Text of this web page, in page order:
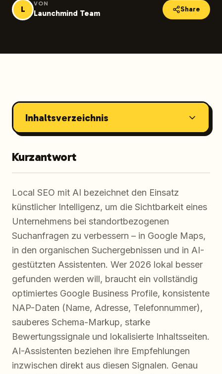
L
VON
Launchmind Team Share
Inhaltsverzeichnis
Kurzantwort
Local SEO mit AI bezeichnet den Einsatz
künstlicher Intelligenz, um die Sichtbarkeit eines
Unternehmens bei standortbezogenen
Suchanfragen zu verbessern – in Google Maps,
in den organischen Suchergebnissen und in AI-
gestützten Assistenten. Wer 2026 lokal besser
gefunden werden will, braucht ein vollständig
optimiertes Google Business Profile, konsistente
NAP-Daten (Name, Adresse, Telefonnummer),
sauberes Schema-Markup, starke
Bewertungssignale und lokalisierte Inhaltsseiten.
AI-Assistenten beziehen ihre Empfehlungen
inzwischen direkt aus diesen Signalen. Genau